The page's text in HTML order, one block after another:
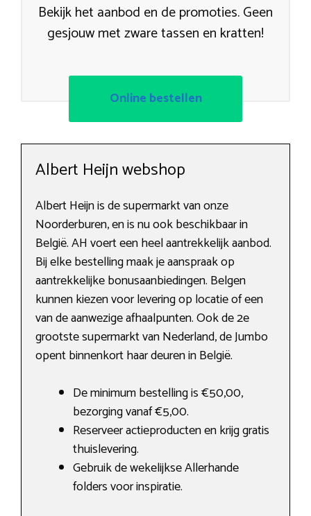
Bekijk het aanbod en de promoties. Geen
gesjouw met zware tassen en kratten!
Online bestellen
Albert Heijn webshop
Albert Heijn is de supermarkt van onze
Noorderburen, en is nu ook beschikbaar in
België. AH voert een heel aantrekkelijk aanbod.
Bij elke bestelling maak je aanspraak op
aantrekkelijke bonusaanbiedingen. Belgen
kunnen kiezen voor levering op locatie of een
van de aanwezige afhaalpunten. Ook de 2e
grootste supermarkt van Nederland, de Jumbo
opent binnenkort haar deuren in België.
De minimum bestelling is €50,00,
bezorging vanaf €5,00.
Reserveer actieproducten en krijg gratis
thuislevering.
Gebruik de wekelijkse Allerhande
folders voor inspiratie.